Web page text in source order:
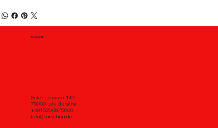
Standort
Selenastrasse 149,
79000 Lviv Ukraine
+4915236875600
info@borschua.de